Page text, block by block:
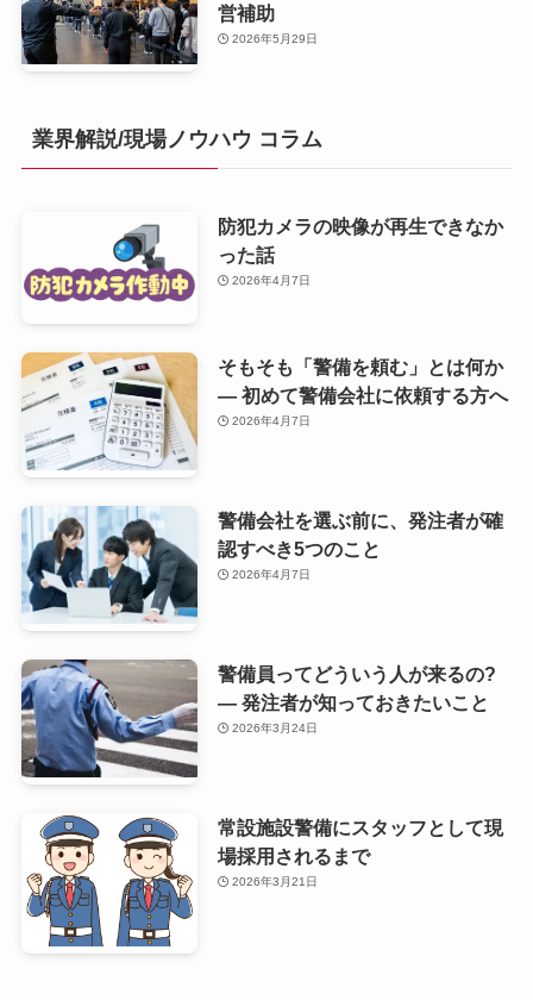
営補助
2026年5月29日
業界解説/現場ノウハウ コラム
防犯カメラの映像が再生できなか
った話
2026年4月7日
そもそも「警備を頼む」とは何か
— 初めて警備会社に依頼する方へ
2026年4月7日
警備会社を選ぶ前に、発注者が確
認すべき5つのこと
2026年4月7日
警備員ってどういう人が来るの?
— 発注者が知っておきたいこと
2026年3月24日
常設施設警備にスタッフとして現
場採用されるまで
2026年3月21日